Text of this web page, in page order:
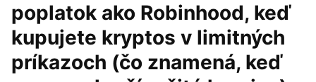
poplatok ako Robinhood, keď
kupujete kryptos v limitných
príkazoch (čo znamená, keď